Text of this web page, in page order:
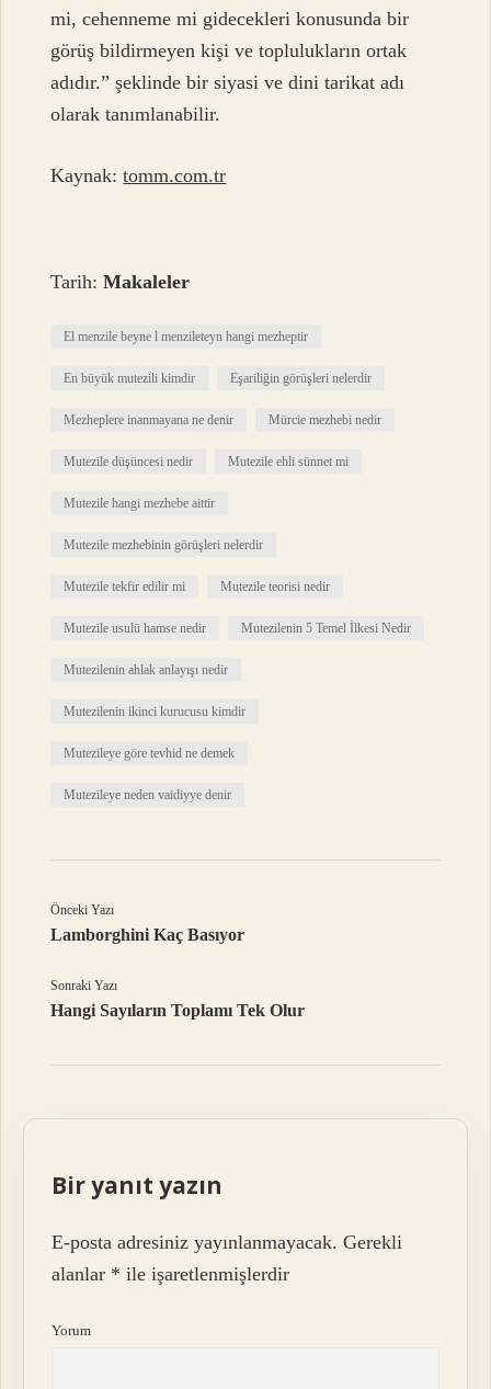
mi, cehenneme mi gidecekleri konusunda bir
görüş bildirmeyen kişi ve toplulukların ortak
adıdır.” şeklinde bir siyasi ve dini tarikat adı
olarak tanımlanabilir.
Kaynak:tomm.com.tr
Tarih:Makaleler
El menzile beyne l menzileteyn hangi mezheptir
En büyük mutezili kimdir Eşariliğin görüşleri nelerdir
Mezheplere inanmayana ne denir Mürcie mezhebi nedir
Mutezile düşüncesi nedir Mutezile ehli sünnet mi
Mutezile hangi mezhebe aittir
Mutezile mezhebinin görüşleri nelerdir
Mutezile tekfir edilir mi Mutezile teorisi nedir
Mutezile usulü hamse nedir Mutezilenin 5 Temel İlkesi Nedir
Mutezilenin ahlak anlayışı nedir
Mutezilenin ikinci kurucusu kimdir
Mutezileye göre tevhid ne demek
Mutezileye neden vaidiyye denir
Önceki Yazı
Lamborghini Kaç Basıyor
Sonraki Yazı
Hangi Sayıların Toplamı Tek Olur
Bir yanıt yazın
E-posta adresiniz yayınlanmayacak. Gerekli
alanlar * ile işaretlenmişlerdir
Yorum